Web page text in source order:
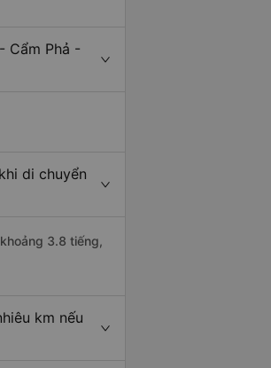
Cẩm Phả -
di chuyển
3.8 tiếng,
km nếu